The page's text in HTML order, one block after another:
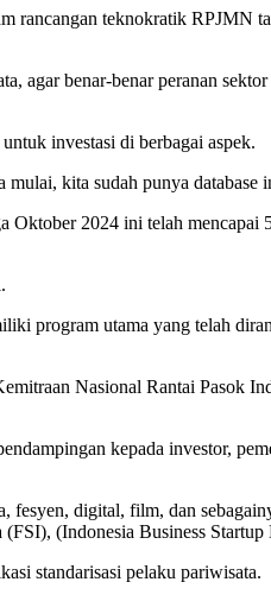
rancangan teknokratik RPJMN
agar benar-benar peranan
investasi di berbagai aspek.
kita sudah punya database
2024 ini telah mencapai
program utama yang telah
Nasional Rantai
kepada investor,
digital, film, dan
(Indonesia Business
standarisasi pelaku pariwisata.